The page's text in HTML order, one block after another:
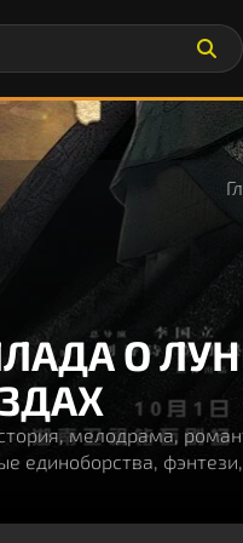
О
мелодрама,
единоборства,
80